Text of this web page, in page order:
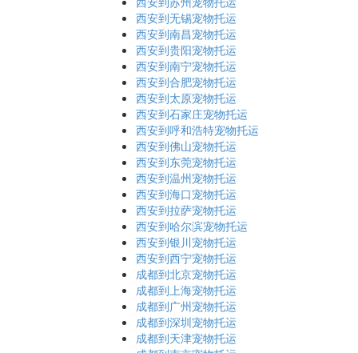
西安到无锡宠物托运
西安到南昌宠物托运
西安到贵阳宠物托运
西安到南宁宠物托运
西安到合肥宠物托运
西安到太原宠物托运
西安到石家庄宠物托运
西安到呼和浩特宠物托运
西安到佛山宠物托运
西安到东莞宠物托运
西安到温州宠物托运
西安到海口宠物托运
西安到拉萨宠物托运
西安到哈尔滨宠物托运
西安到银川宠物托运
西安到西宁宠物托运
成都到北京宠物托运
成都到上海宠物托运
成都到广州宠物托运
成都到深圳宠物托运
成都到天津宠物托运